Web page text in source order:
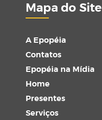
Mapa do Site
A Epopéia
Contatos
Epopéia na Mídia
Home
Presentes
Serviços